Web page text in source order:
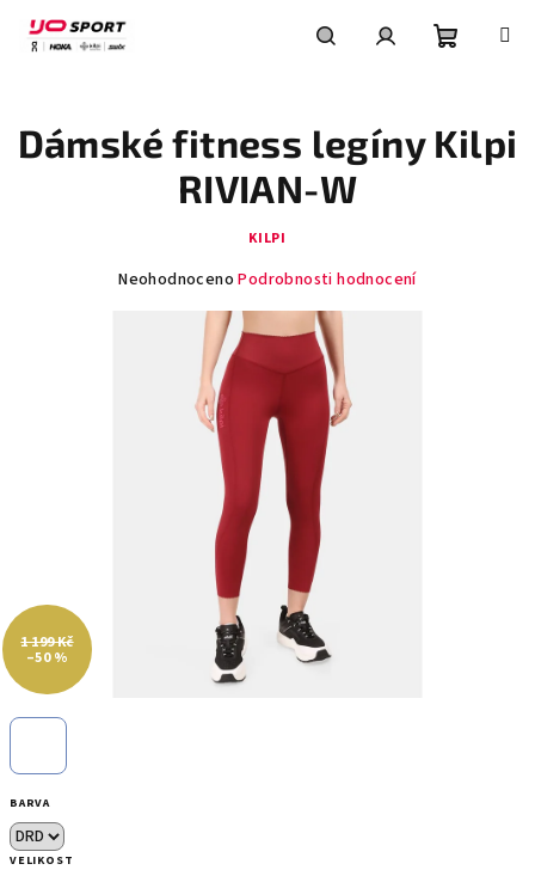
obsah
košík
BARVA
VELIKOST
Dámské fitness legíny Kilpi
RIVIAN-W
KILPI
Průměrné
Neohodnoceno Podrobnosti hodnocení
1 199 Kč
–50 %